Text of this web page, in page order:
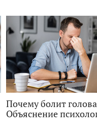
Почему болит
Объяснение